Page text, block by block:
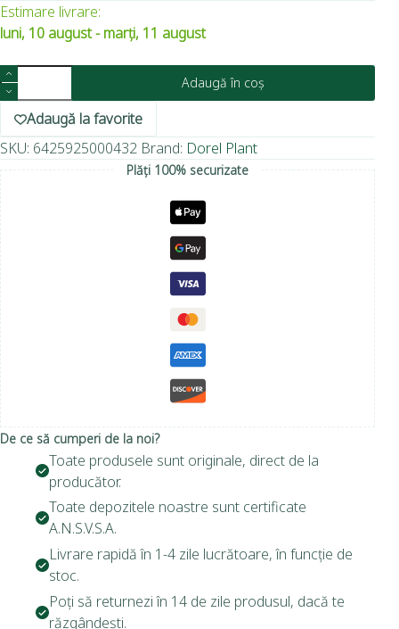
Estimare livrare:
luni, 10 august - marți, 11 august
Adaugă în coș
Adaugă la favorite
SKU: 6425925000432 Brand: Dorel Plant
Plăți 100% securizate
De ce să cumperi de la noi?
Toate produsele sunt originale, direct de la
producător.
Toate depozitele noastre sunt certificate
A.N.S.V.S.A.
Livrare rapidă în 1-4 zile lucrătoare, în funcție de
stoc.
Poți să returnezi în 14 de zile produsul, dacă te
răzgândești.